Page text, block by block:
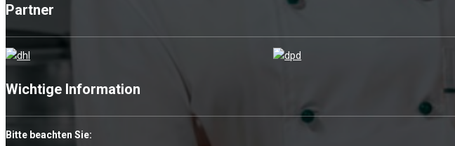
Partner
Wichtige Information
Bitte beachten Sie: